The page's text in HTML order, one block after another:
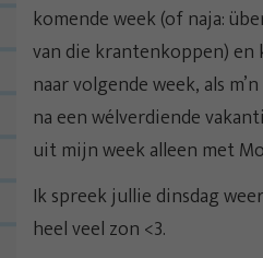
komende week (of naja:
van die krantenkoppen)
naar volgende week, als
na een wélverdiende
uit mijn week alleen met
Ik spreek jullie dinsdag
heel veel zon <3.